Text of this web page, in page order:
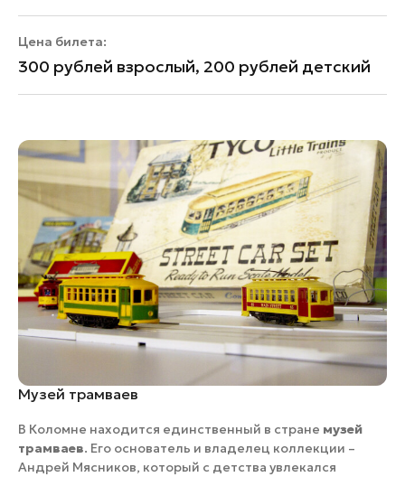
Цена билета:
300 рублей взрослый, 200 рублей детский
Музей трамваев
В Коломне находится единственный в стране музей
трамваев. Его основатель и владелец коллекции –
Андрей Мясников, который с детства увлекался